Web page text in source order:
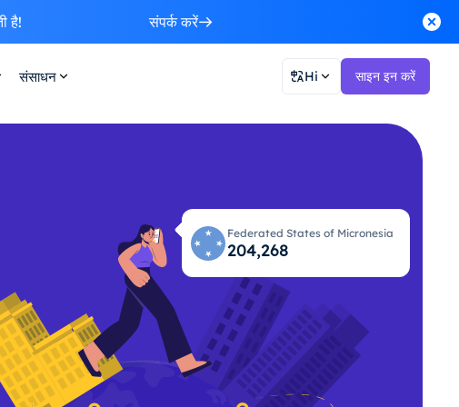
है! संपर्क करें
संसाधन Hi साइन इन करें
Federated States of Micronesia
204,309